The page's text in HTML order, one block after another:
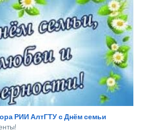
РИИ АлтГТУ с Днём семьи